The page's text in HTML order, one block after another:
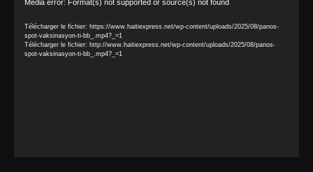
Lecteur
Media error: Format(s) not supported or source(s) not found
Télécharger le fichier: https://www.haitiexpress.net/wp-content/uploads/2025/08/panos-
spot-vaksinasyon-ti-bb_.mp4?_=1
Télécharger le fichier: http://www.haitiexpress.net/wp-content/uploads/2025/08/panos-
spot-vaksinasyon-ti-bb_.mp4?_=1